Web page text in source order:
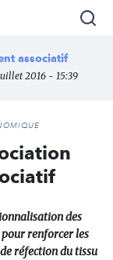
associatif
2016 - 15:39
des
renforcer les
réfection du tissu